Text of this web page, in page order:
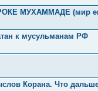
МУХАММАДЕ (мир
к мусульманам РФ
Корана. Что